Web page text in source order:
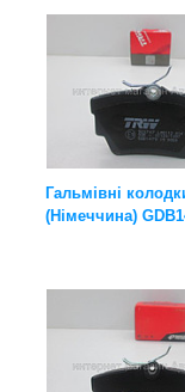
Гальмівні
(Німеччина)